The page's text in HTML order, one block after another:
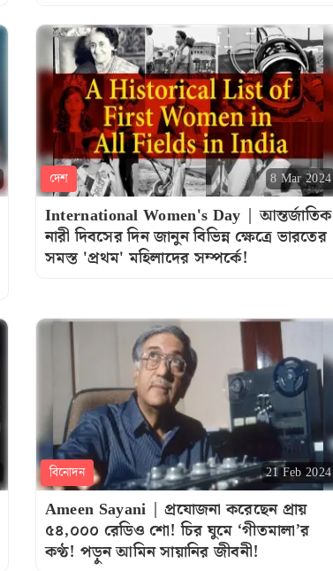
দেশ 8 Mar 2024
International Women's Day | আন্তর্জাতিক
নারী দিবসের দিন জানুন বিভিন্ন ক্ষেত্রে ভারতের
সমস্ত 'প্রথম' মহিলাদের সম্পর্কে!
বিনোদন 21 Feb 2024
Ameen Sayani | প্রযোজনা করেছেন প্রায়
৫৪,০০০ রেডিও শো! চির ঘুমে ‘গীতমালা’র
কণ্ঠ! পড়ুন আমিন সায়ানির জীবনী!